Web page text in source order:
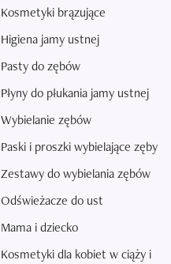
Kosmetyki brązujące
Higiena jamy ustnej
Pasty do zębów
Płyny do płukania jamy ustnej
Wybielanie zębów
Paski i proszki wybielające zęby
Zestawy do wybielania zębów
Odświeżacze do ust
Mama i dziecko
Kosmetyki dla kobiet w ciąży i